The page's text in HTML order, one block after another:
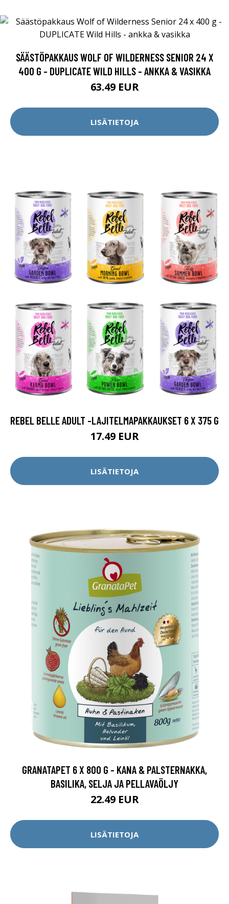
SÄÄSTÖPAKKAUS WOLF OF WILDERNESS SENIOR 24 X
400 G - DUPLICATE WILD HILLS - ANKKA & VASIKKA
63.49 EUR
LISÄTIETOJA
REBEL BELLE ADULT -LAJITELMAPAKKAUKSET 6 X 375 G
17.49 EUR
LISÄTIETOJA
GRANATAPET 6 X 800 G - KANA & PALSTERNAKKA,
BASILIKA, SELJA JA PELLAVAÖLJY
22.49 EUR
LISÄTIETOJA